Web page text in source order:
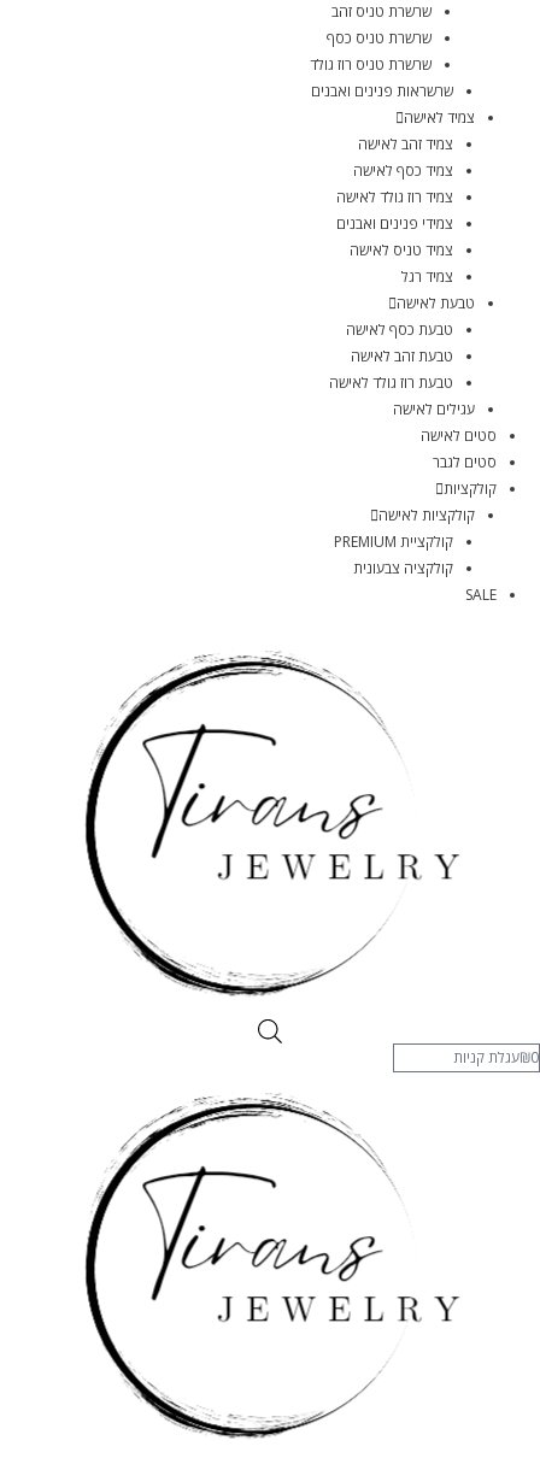
שרשרת טניס זהב
שרשרת טניס כסף
שרשרת טניס רוז גולד
שרשראות פנינים ואבנים
צמיד לאישה
צמיד זהב לאישה
צמיד כסף לאישה
צמיד רוז גולד לאישה
צמידי פנינים ואבנים
צמיד טניס לאישה
צמיד רגל
טבעת לאישה
טבעת כסף לאישה
טבעת זהב לאישה
טבעת רוז גולד לאישה
עגילים לאישה
סטים לאישה
סטים לגבר
קולקציות
קולקציות לאישה
קולקציית PREMIUM
קולקציה צבעונית
SALE
₪0 עגלת קניות